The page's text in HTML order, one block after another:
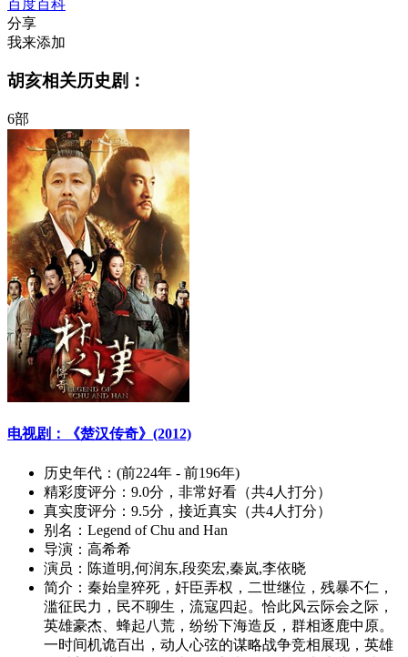
百度百科
分享
我来添加
胡亥相关历史剧：
6部
电视剧：《楚汉传奇》(2012)
历史年代： (前224年 - 前196年)
精彩度评分： 9.0分，非常好看（共4人打分）
真实度评分： 9.5分，接近真实（共4人打分）
别名： Legend of Chu and Han
导演： 高希希
演员： 陈道明,何润东,段奕宏,秦岚,李依晓
简介： 秦始皇猝死，奸臣弄权，二世继位，残暴不仁，
滥征民力，民不聊生，流寇四起。恰此风云际会之际，
英雄豪杰、蜂起八荒，纷纷下海造反，群相逐鹿中原。
一时间机诡百出，动人心弦的谋略战争竞相展现，英雄